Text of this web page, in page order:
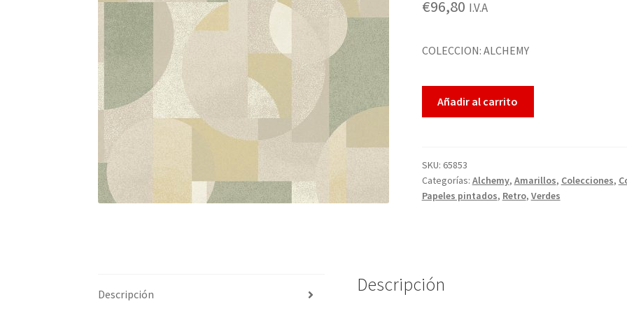
2.48
5
en
puntua
ciones
s
€96,80 I.V.A
COLECCION: ALCHEMY
Añadir al carrito
SKU: 65853
Categorías: Alchemy, Amarillos, Colecciones,
Papeles pintados, Retro, Verdes
Descripción Descripción